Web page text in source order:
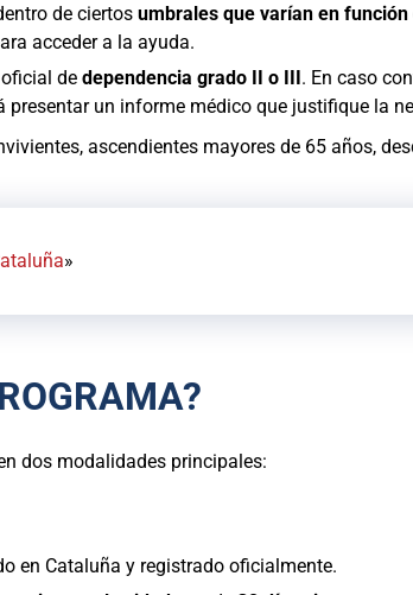
de ciertos umbrales que varían en
acceder a la ayuda.
de dependencia grado II o III . En caso
un informe médico que justifique la
ascendientes mayores de 65 años,
»
dos modalidades principales:
en Cataluña y registrado oficialmente.